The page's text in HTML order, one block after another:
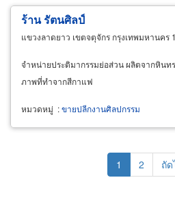
ร้าน รัตนศิลป์
แขวงลาดยาว เขตจตุจักร กรุงเทพมหานคร
จำหน่ายประติมากรรมย่อส่วน ผลิตจากหินท
ภาพที่ทำจากสีกาแฟ
หมวดหมู่ :ขายปลีกงานศิลปกรรม
Current
page
1 Page
2 ถัด